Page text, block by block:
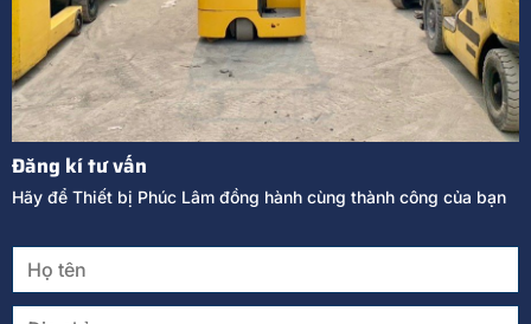
Đăng kí tư vấn
Hãy để Thiết bị Phúc Lâm đồng hành cùng thành công của bạn